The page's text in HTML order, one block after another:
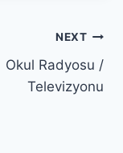
NEXT
Okul Radyosu /
Televizyonu